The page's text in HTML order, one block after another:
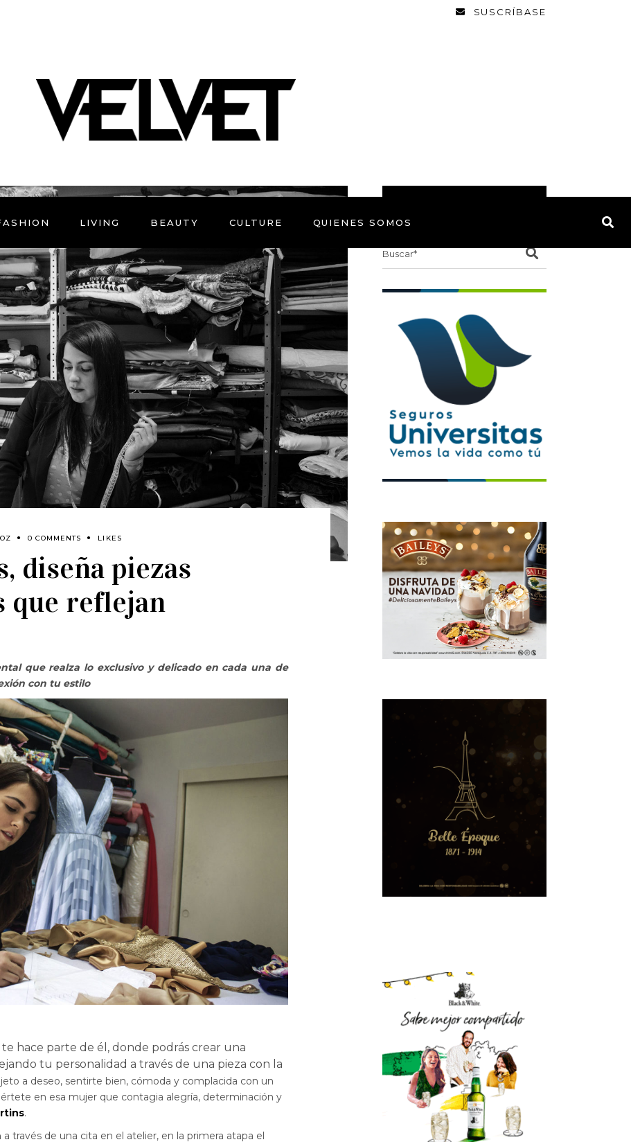
SUSCRÍBASE
LIVING BEAUTY CULTURE QUIENES SOMOS
0 COMMENTS LIKES
diseña piezas
que reflejan
que realza lo exclusivo y delicado en cada una de
con tu estilo
hace parte de él, donde podrás crear una
tu personalidad a través de una pieza con la
a deseo, sentirte bien, cómoda y complacida con un
en esa mujer que contagia alegría, determinación y
.
través de una cita en el atelier, en la primera atapa el
Search